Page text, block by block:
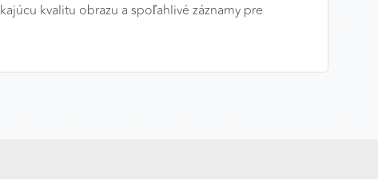
kvalitu obrazu a spoľahlivé záznamy pre